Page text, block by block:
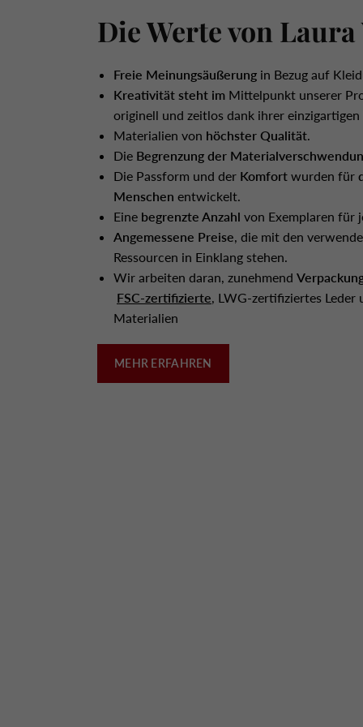
Die Werte von Laura
Freie Meinungsäußerung in Bezug auf
Kreativität steht im Mittelpunkt unserer
originell und zeitlos dank ihrer
Materialien von höchster Qualität.
Die Begrenzung der
Die Passform und der Komfort wurden für
Menschen entwickelt.
Eine begrenzte Anzahl von Exemplaren für
Angemessene Preise, die mit den
Ressourcen in Einklang stehen.
Wir arbeiten daran, zunehmend
FSC-zertifizierte, LWG-zertifiziertes Leder
Materialien
MEHR ERFAHREN